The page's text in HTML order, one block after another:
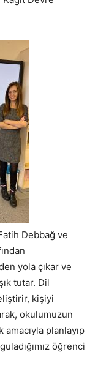
Debbağ ve
yola çıkar ve
tutar. Dil
kişiyi
okulumuzun
amacıyla planlayıp
öğrenci